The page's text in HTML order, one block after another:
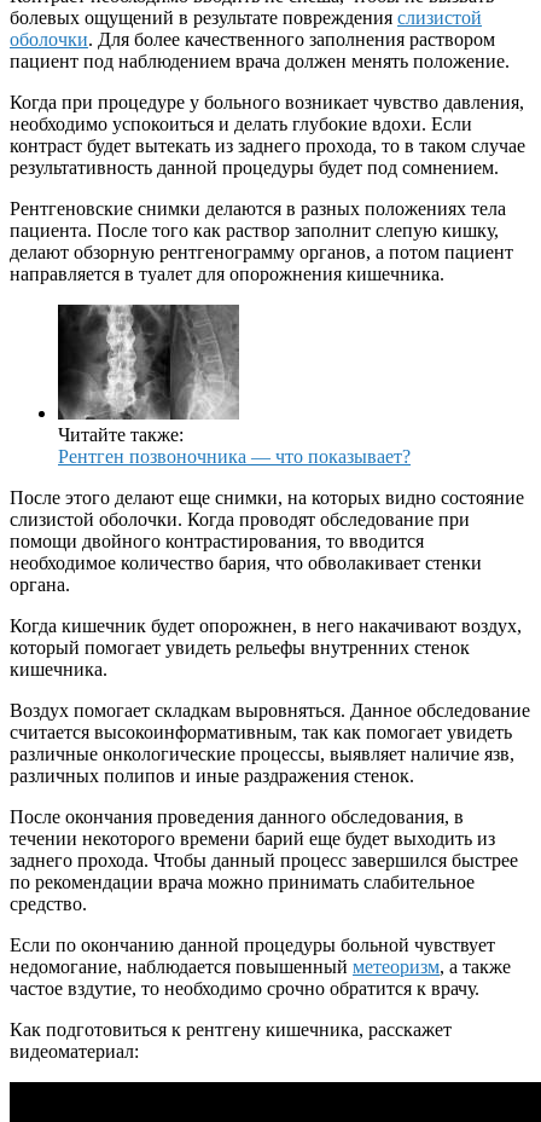
болевых ощущений в результате повреждения слизистой
оболочки. Для более качественного заполнения раствором
пациент под наблюдением врача должен менять положение.
Когда при процедуре у больного возникает чувство давления,
необходимо успокоиться и делать глубокие вдохи. Если
контраст будет вытекать из заднего прохода, то в таком случае
результативность данной процедуры будет под сомнением.
Рентгеновские снимки делаются в разных положениях тела
пациента. После того как раствор заполнит слепую кишку,
делают обзорную рентгенограмму органов, а потом пациент
направляется в туалет для опорожнения кишечника.
Читайте также:
Рентген позвоночника — что показывает?
После этого делают еще снимки, на которых видно состояние
слизистой оболочки. Когда проводят обследование при
помощи двойного контрастирования, то вводится
необходимое количество бария, что обволакивает стенки
органа.
Когда кишечник будет опорожнен, в него накачивают воздух,
который помогает увидеть рельефы внутренних стенок
кишечника.
Воздух помогает складкам выровняться. Данное обследование
считается высокоинформативным, так как помогает увидеть
различные онкологические процессы, выявляет наличие язв,
различных полипов и иные раздражения стенок.
После окончания проведения данного обследования, в
течении некоторого времени барий еще будет выходить из
заднего прохода. Чтобы данный процесс завершился быстрее
по рекомендации врача можно принимать слабительное
средство.
Если по окончанию данной процедуры больной чувствует
недомогание, наблюдается повышенный метеоризм, а также
частое вздутие, то необходимо срочно обратится к врачу.
Как подготовиться к рентгену кишечника, расскажет
видеоматериал: